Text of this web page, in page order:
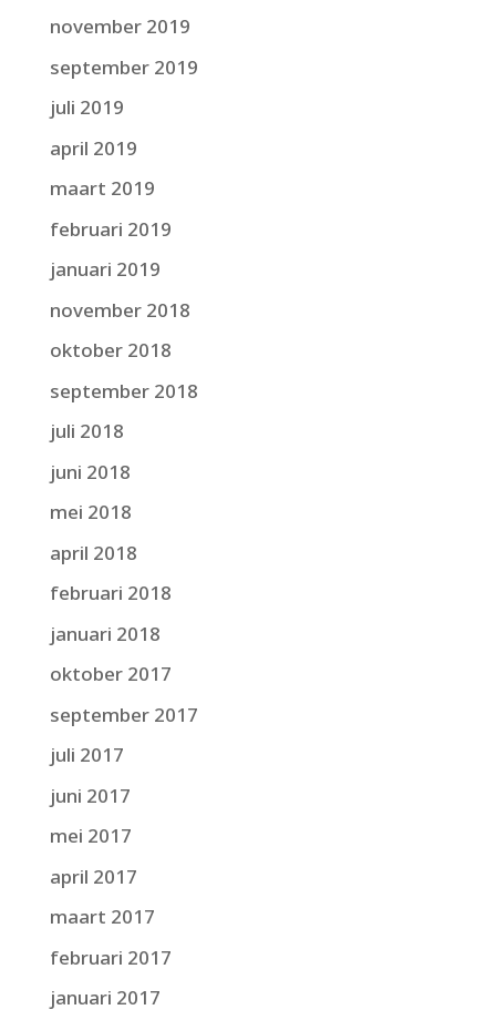
november 2019
september 2019
juli 2019
april 2019
maart 2019
februari 2019
januari 2019
november 2018
oktober 2018
september 2018
juli 2018
juni 2018
mei 2018
april 2018
februari 2018
januari 2018
oktober 2017
september 2017
juli 2017
juni 2017
mei 2017
april 2017
maart 2017
februari 2017
januari 2017